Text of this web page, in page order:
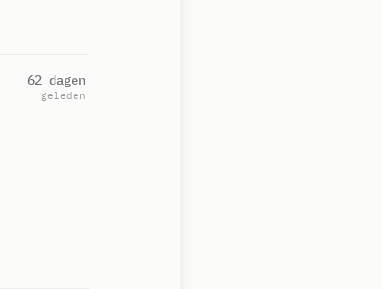
62 dagen
geleden